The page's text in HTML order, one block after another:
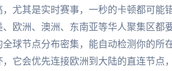
尤其是实时赛事，一秒的卡顿都可能
欧洲、澳洲、东南亚等华人聚集区都
全球节点分布密集，能自动检测你的所
它会优先连接欧洲到大陆的直连节点